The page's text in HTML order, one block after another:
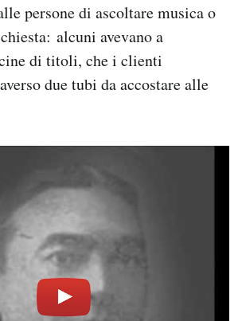
persone di ascoltare musica o
alcuni avevano a
di titoli, che i clienti
due tubi da accostare alle